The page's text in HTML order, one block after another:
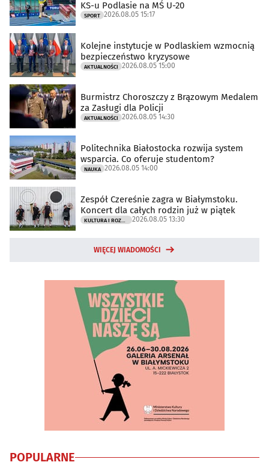
KS-u Podlasie na MŚ U-20
SPORT 2026.08.05 15:17
Kolejne instytucje w Podlaskiem wzmocnią
bezpieczeństwo kryzysowe
AKTUALNOŚCI 2026.08.05 15:00
Burmistrz Choroszczy z Brązowym Medalem
za Zasługi dla Policji
AKTUALNOŚCI 2026.08.05 14:30
Politechnika Białostocka rozwija system
wsparcia. Co oferuje studentom?
NAUKA 2026.08.05 14:00
Zespół Czereśnie zagra w Białymstoku.
Koncert dla całych rodzin już w piątek
2026.08.05 13:30
WIĘCEJ WIADOMOŚCI
POPULARNE